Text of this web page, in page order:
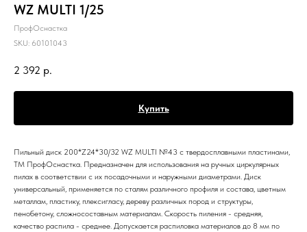
WZ MULTI 1/25
ПрофОснастка
SKU: 60101043
2 392 р.
Купить
Пильный диск 200*Z24*30/32 WZ MULTI №43 с твердосплавными пластинами,
ТМ ПрофОснастка. Предназначен для использования на ручных циркулярных
пилах в соответствии с их посадочными и наружными диаметрами. Диск
универсальный, применяется по сталям различного профиля и состава, цветным
металлам, пластику, плексигласу, дереву различных пород и структуры,
пенобетону, сложносоставным материалам. Скорость пиления - средняя,
качество распила - среднее. Допускается распиловка материалов до 8 мм по